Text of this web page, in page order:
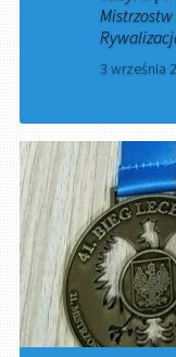
3 września